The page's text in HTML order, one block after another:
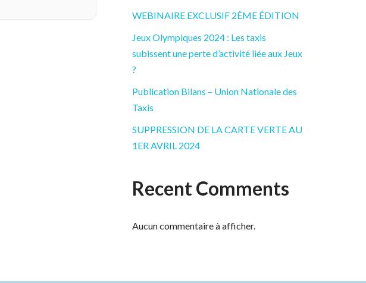
WEBINAIRE EXCLUSIF 2ÈME ÉDITION
Jeux Olympiques 2024 : Les taxis
subissent une perte d’activité liée aux Jeux
?
Publication Bilans – Union Nationale des
Taxis
SUPPRESSION DE LA CARTE VERTE AU
1ER AVRIL 2024
Recent Comments
Aucun commentaire à afficher.